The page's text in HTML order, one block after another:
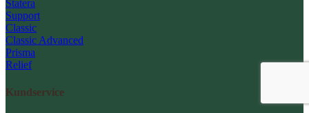
Statera
Support
Classic
Classic Advanced
Prisma
Relief
Kundservice